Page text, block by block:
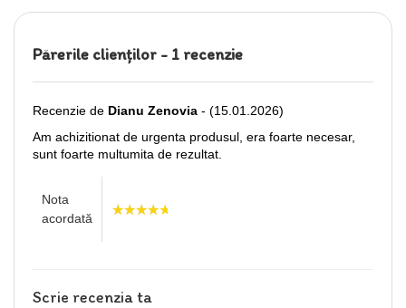
Părerile clienţilor - 1 recenzie
Recenzie de Dianu Zenovia - (15.01.2026)
Am achizitionat de urgenta produsul, era foarte necesar,
sunt foarte multumita de rezultat.
Nota
acordată
Scrie recenzia ta